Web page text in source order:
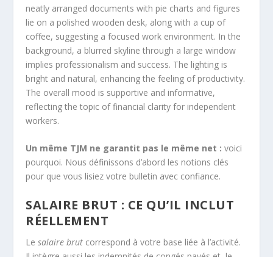
Un même TJM ne garantit pas le même net : voici
pourquoi. Nous définissons d’abord les notions clés
pour que vous lisiez votre bulletin avec confiance.
SALAIRE BRUT : CE QU’IL INCLUT
RÉELLEMENT
Lesalaire brut correspond à votre base liée à l’activité.